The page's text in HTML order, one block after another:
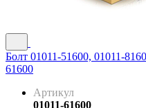
Болт 01011-51600, 01011-
61600
Артикул
01011-61600